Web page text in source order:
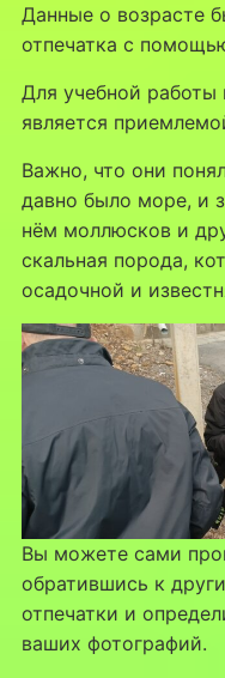
Данные о возрасте
отпечатка с
Для учебной работы
является
Важно, что они
давно было море, и
нём моллюсков и
скальная порода,
осадочной и
Вы можете сами
обратившись к
отпечатки и
ваших фотографий.